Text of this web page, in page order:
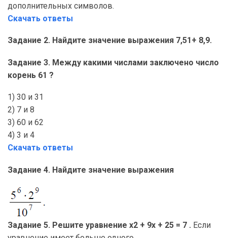
дополнительных символов.
Скачать ответы
Задание 2. Найдите значение выражения 7,51+ 8,9.
Задание 3. Между какими числами заключено число
корень 61 ?
1) 30 и 31
2) 7 и 8
3) 60 и 62
4) 3 и 4
Скачать ответы
Задание 4. Найдите значение выражения
Задание 5. Решите уравнение х2 + 9x + 25 = 7 . Если